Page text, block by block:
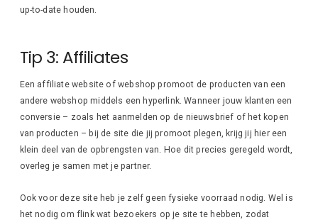
up-to-date houden.
Tip 3: Affiliates
Een affiliate website of webshop promoot de producten van een
andere webshop middels een hyperlink. Wanneer jouw klanten een
conversie – zoals het aanmelden op de nieuwsbrief of het kopen
van producten – bij de site die jij promoot plegen, krijg jij hier een
klein deel van de opbrengsten van. Hoe dit precies geregeld wordt,
overleg je samen met je partner.
Ook voor deze site heb je zelf geen fysieke voorraad nodig. Wel is
het nodig om flink wat bezoekers op je site te hebben, zodat